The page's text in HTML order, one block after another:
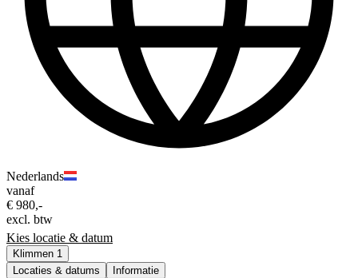
Nederlands
vanaf
€ 980,-
excl. btw
Kies locatie & datum
Klimmen 1
Locaties & datums
Informatie